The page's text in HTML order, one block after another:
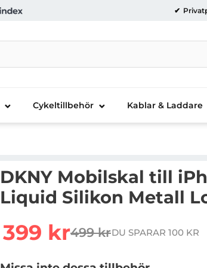
Cykeltillbehör Kablar & Laddare
DKNY Mobilskal till
Liquid Silikon Metall
rea pris
399 krtidigare pris
499 krDU SPARAR 100 KR